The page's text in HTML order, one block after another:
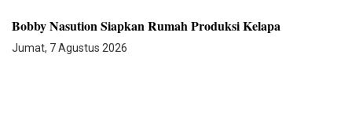
Bobby Nasution Siapkan Rumah Produksi Kelapa
Jumat, 7 Agustus 2026